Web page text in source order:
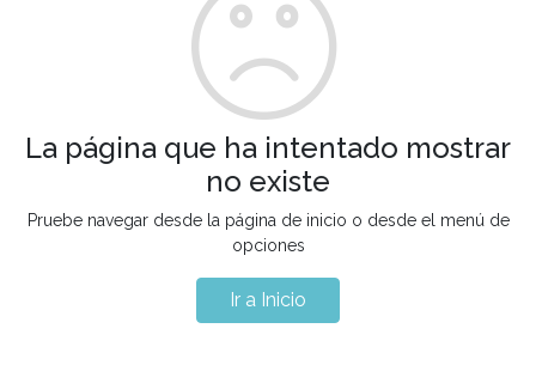
La página que ha intentado mostrar
no existe
Pruebe navegar desde la página de inicio o desde el menú de
opciones
Ir a Inicio